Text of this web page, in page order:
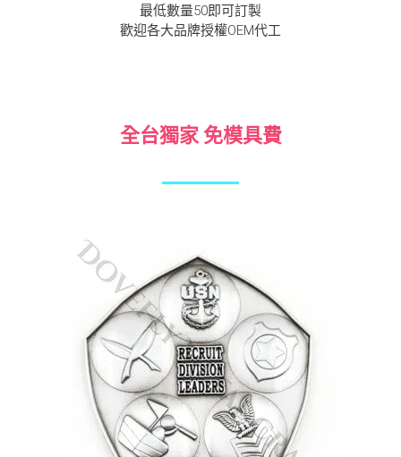
最低數量50即可訂製
歡迎各大品牌授權OEM代工
全台獨家 免模具費